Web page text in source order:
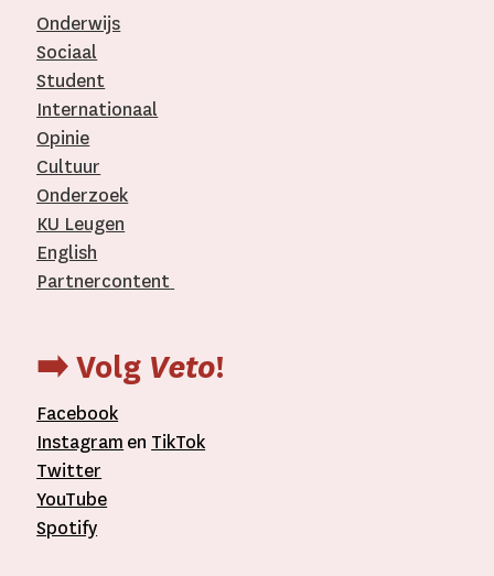
Onderwijs
Sociaal
Student
Internationaal­
Opinie
Cultuur
Onderzoek
KU Leugen
English
Partnercontent
➡️ Volg Veto!
Facebook
Instagram en TikTok
Twitter
YouTube
Spotify